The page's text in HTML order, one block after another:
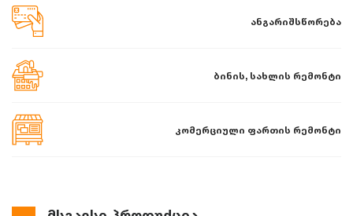
ანგარიშსწორება
ბინის, სახლის რემონტი
კომერციული ფართის რემონტი